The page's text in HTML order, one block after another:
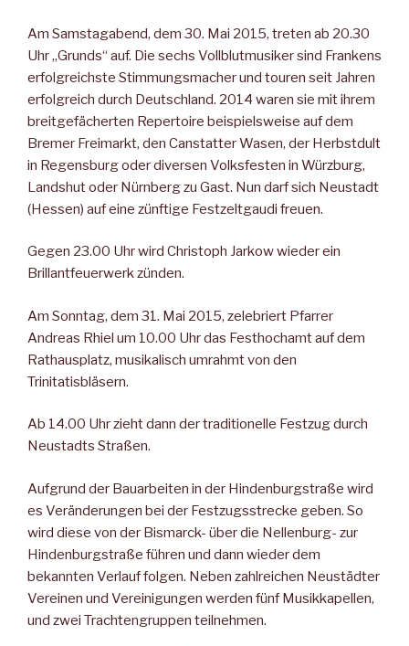
Am Samstagabend, dem 30. Mai 2015, treten ab 20.30
Uhr „Grunds“ auf. Die sechs Vollblutmusiker sind Frankens
erfolgreichste Stimmungsmacher und touren seit Jahren
erfolgreich durch Deutschland. 2014 waren sie mit ihrem
breitgefächerten Repertoire beispielsweise auf dem
Bremer Freimarkt, den Canstatter Wasen, der Herbstdult
in Regensburg oder diversen Volksfesten in Würzburg,
Landshut oder Nürnberg zu Gast. Nun darf sich Neustadt
(Hessen) auf eine zünftige Festzeltgaudi freuen.
Gegen 23.00 Uhr wird Christoph Jarkow wieder ein
Brillantfeuerwerk zünden.
Am Sonntag, dem 31. Mai 2015, zelebriert Pfarrer
Andreas Rhiel um 10.00 Uhr das Festhochamt auf dem
Rathausplatz, musikalisch umrahmt von den
Trinitatisbläsern.
Ab 14.00 Uhr zieht dann der traditionelle Festzug durch
Neustadts Straßen.
Aufgrund der Bauarbeiten in der Hindenburgstraße wird
es Veränderungen bei der Festzugsstrecke geben. So
wird diese von der Bismarck- über die Nellenburg- zur
Hindenburgstraße führen und dann wieder dem
bekannten Verlauf folgen. Neben zahlreichen Neustädter
Vereinen und Vereinigungen werden fünf Musikkapellen,
und zwei Trachtengruppen teilnehmen.